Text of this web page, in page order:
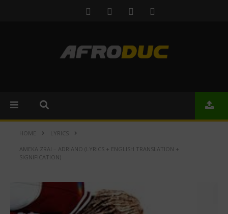
HOME LYRICS
AMEKA ZRAI – ADRIANO (LYRICS + ENGLISH TRANSLATION +
SIGNIFICATION)